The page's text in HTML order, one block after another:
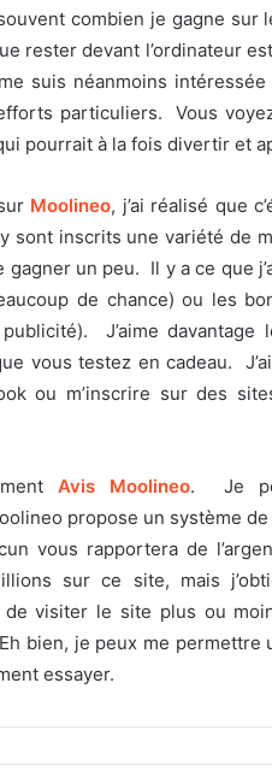
combien je gagne
rester devant l’ordinateur
suis néanmoins
particuliers. Vous
pourrait à la fois divertir et
Moolineo, j’ai réalisé que
sont inscrits une variété de
un peu. Il y a ce que
de chance) ou les
J’aime
vous testez en cadeau.
ou m’inscrire sur des
Avis Moolineo. Je
propose un système
vous rapportera de
sur ce site, mais
de visiter le site plus ou
bien, je peux me permettre
essayer.